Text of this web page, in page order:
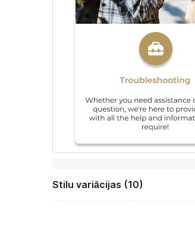
Stilu variācijas (10)